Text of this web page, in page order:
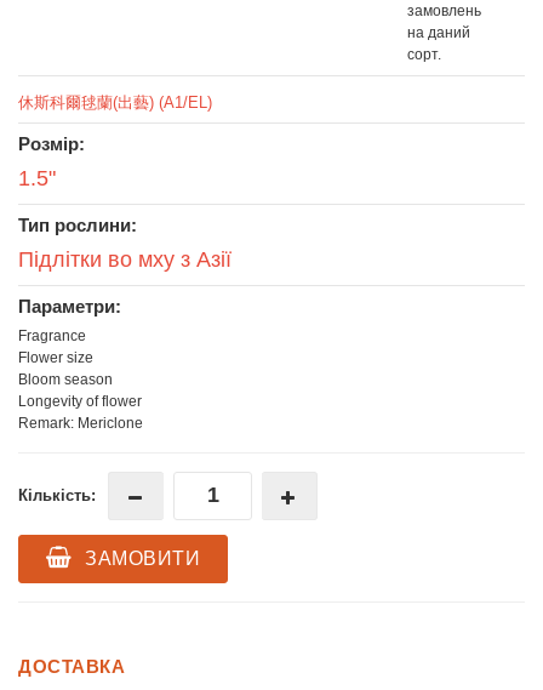
замовлень
на даний
сорт.
休斯科爾毬蘭(出藝) (A1/EL)
Розмір:
1.5"
Тип рослини:
Підлітки во мху з Азії
Параметри:
Fragrance
Flower size
Bloom season
Longevity of flower
Remark: Mericlone
Кількість:
ЗАМОВИТИ
ДОСТАВКА